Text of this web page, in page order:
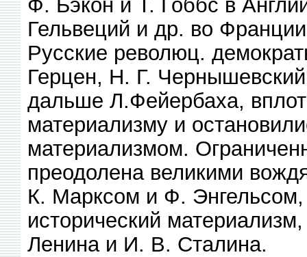
Ф. Бэкон и Т. Гоббс в
Гельвеций и др. во
Русские революц.
Герцен, Н. Г.
дальше Л.Фейербаха,
материализму и
материализмом.
преодолена великими
К. Марксом и Ф.
исторический
Ленина и И. В. Сталина.